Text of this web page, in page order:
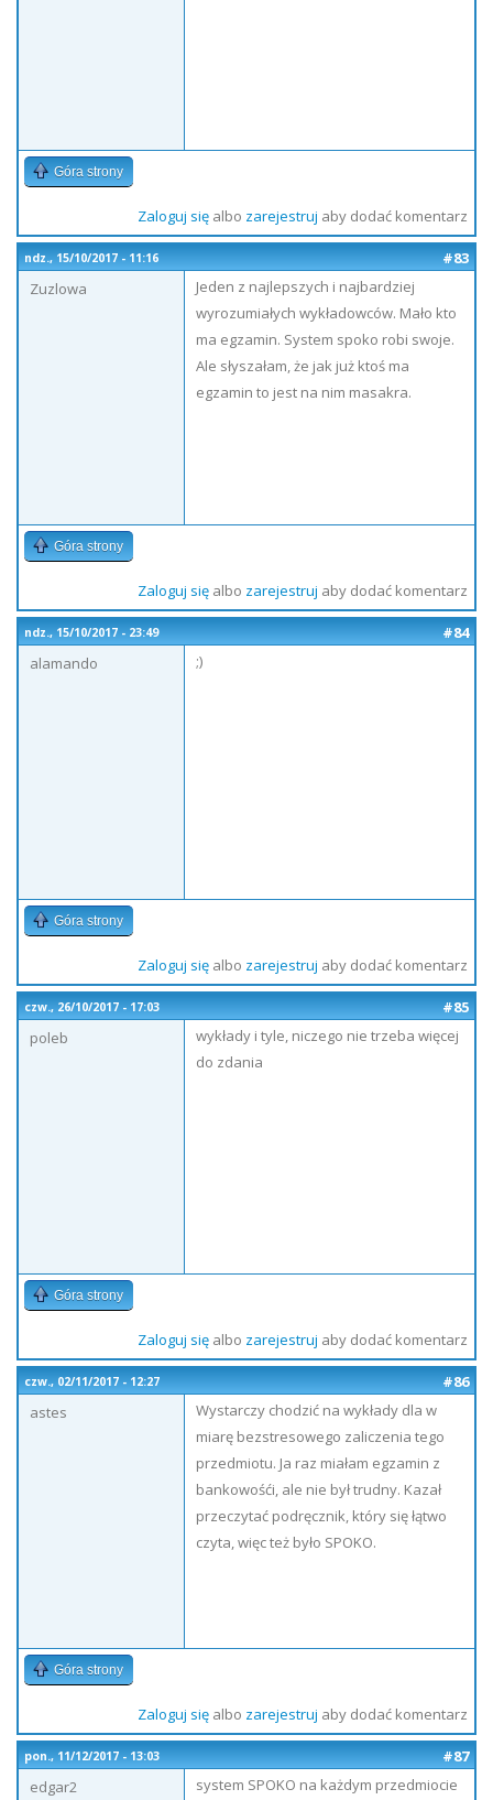
Góra strony
Zaloguj sięalbo zarejestruj aby dodać komentarz
ndz., 15/10/2017 - 11:16
#83
Zuzlowa
Jeden z najlepszych i najbardziej
wyrozumiałych wykładowców. Mało kto
ma egzamin. System spoko robi swoje.
Ale słyszałam, że jak już ktoś ma
egzamin to jest na nim masakra.
Góra strony
Zaloguj sięalbo zarejestruj aby dodać komentarz
ndz., 15/10/2017 - 23:49
#84
alamando
;)
Góra strony
Zaloguj sięalbo zarejestruj aby dodać komentarz
czw., 26/10/2017 - 17:03
#85
poleb
wykłady i tyle, niczego nie trzeba więcej
do zdania
Góra strony
Zaloguj sięalbo zarejestruj aby dodać komentarz
czw., 02/11/2017 - 12:27
#86
astes
Wystarczy chodzić na wykłady dla w
miarę bezstresowego zaliczenia tego
przedmiotu. Ja raz miałam egzamin z
bankowośći, ale nie był trudny. Kazał
przeczytać podręcznik, który się łątwo
czyta, więc też było SPOKO.
Góra strony
Zaloguj sięalbo zarejestruj aby dodać komentarz
pon., 11/12/2017 - 13:03
#87
edgar2
system SPOKO na każdym przedmiocie